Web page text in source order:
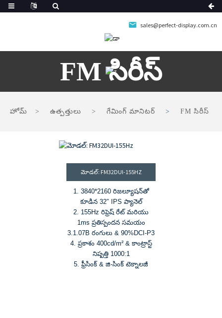
sales@perfect-display.com.cn
FM సిరీస్
హోమ్ ఉత్పత్తులు గేమింగ్ మానిటర్ FM సిరీస్
మోడల్: FM32DUI-155HZ
1. 3840*2160 రిజల్యూషన్‌తో
కూడిన 32″ IPS ప్యానెల్
2. 155Hz రిఫ్రెష్ రేట్ మరియు
1ms ప్రతిస్పందన సమయం
3.1.07B రంగులు & 90%DCI-P3
4. ప్రకాశం 400cd/m² & కాంట్రాస్ట్
నిష్పత్తి 1000:1
5. ఫ్రీసింక్ & జి-సింక్ టెక్నాలజీ